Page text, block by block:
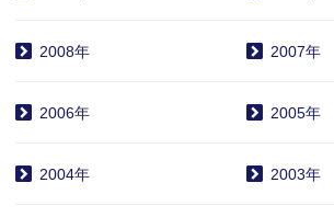
2008年 2007年
2006年 2005年
2004年 2003年